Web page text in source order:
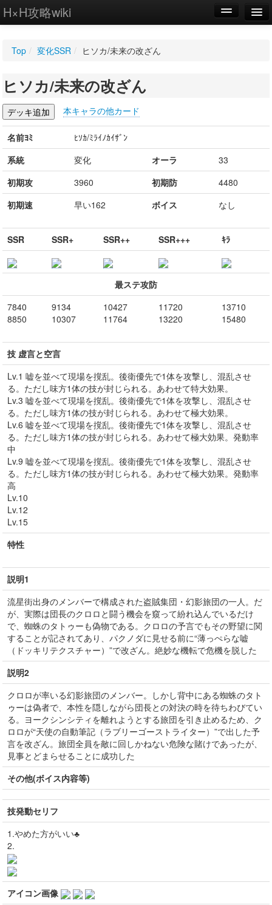
H×H攻略wiki
WIKI
設定
Top / 変化SSR / ヒソカ/未来の改ざん
ヒソカ/未来の改ざん
本キャラの他カード
名前ﾖﾐ
ﾋｿｶ/ﾐﾗｲﾉｶｲｻﾞﾝ
系統
変化 オーラ
33
初期攻
3960 初期防
4480
初期速
早い162 ボイス なし
SSR SSR+ SSR++ SSR+++ ｷﾗ
最ステ攻防
7840
8850
9134
10307
10427
11764
11720
13220
13710
15480
技 虚言と空言
Lv.1 嘘を並べて現場を撹乱。後衛優先で1体を攻撃し、混乱させ
る。ただし味方1体の技が封じられる。あわせて特大効果。
Lv.3 嘘を並べて現場を撹乱。後衛優先で1体を攻撃し、混乱させ
る。ただし味方1体の技が封じられる。あわせて極大効果。
Lv.6 嘘を並べて現場を撹乱。後衛優先で1体を攻撃し、混乱させ
る。ただし味方1体の技が封じられる。あわせて極大効果。発動率
中
Lv.9 嘘を並べて現場を撹乱。後衛優先で1体を攻撃し、混乱させ
る。ただし味方1体の技が封じられる。あわせて極大効果。発動率
高
Lv.10
Lv.12
Lv.15
特性
説明1
流星街出身のメンバーで構成された盗賊集団・幻影旅団の一人。だ
が、実際は団長のクロロと闘う機会を窺って紛れ込んでいるだけ
で、蜘蛛のタトゥーも偽物である。クロロの予言でもその野望に関
することが記されてあり、パクノダに見せる前に“薄っぺらな嘘
（ドッキリテクスチャー）”で改ざん。絶妙な機転で危機を脱した
説明2
クロロが率いる幻影旅団のメンバー。しかし背中にある蜘蛛のタト
ゥーは偽者で、本性を隠しながら団長との対決の時を待ちわびてい
る。ヨークシンシティを離れようとする旅団を引き止めるため、ク
ロロが“天使の自動筆記（ラブリーゴーストライター）”で出した予
言を改ざん。旅団全員を敵に回しかねない危険な賭けであったが、
見事とどまらせることに成功した
その他(ボイス内容等)
技発動セリフ
1.やめた方がいい♣
2.
アイコン画像